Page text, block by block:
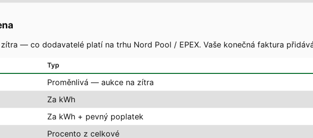
— co dodavatelé platí na trhu Nord Pool / EPEX. Vaše konečná faktura
Typ
Proměnlivá — aukce na zítra
Za kWh
Za kWh + pevný poplatek
Procento z celkové